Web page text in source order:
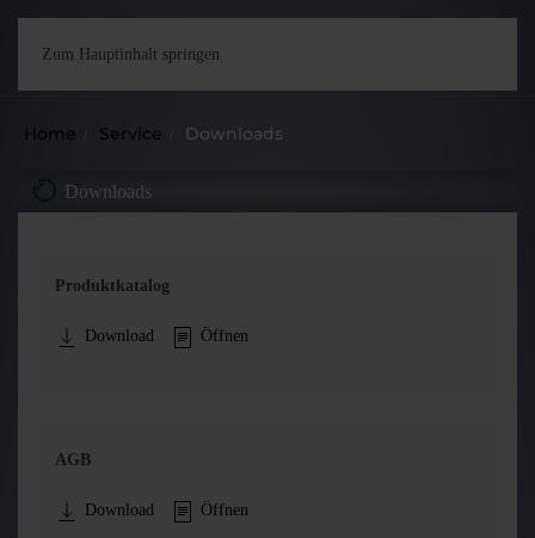
Zum Hauptinhalt springen
Home Service Downloads
Downloads
Produktkatalog
Download Öffnen
AGB
Download Öffnen